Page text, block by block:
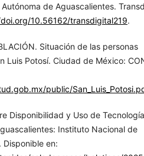
de Aguascalientes.
10.56162/transdigital219.
Situación de las personas
Luis Potosí. Ciudad de México:
public/
Disponibilidad y Uso de
Instituto Nacional de
en: